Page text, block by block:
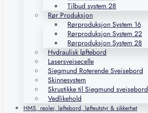
Tilbud system 28
Rør Produksjon
Rørproduksjon System 16
Rørproduksjon System 22
Rørproduksjon System 28
Hydraulisk løftebord
Lasersveisecelle
Siegmund Roterende Sveisebord
Skinnesystem
Skrustikke til Siegmund sveisebord
Vedlikehold
HMS, reoler, løftebord, løfteutstyr & sikkerhet